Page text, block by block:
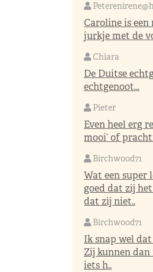
Caroline is
jurkje met de
Chiara
De Duitse
echtgenoot...
Pieter
Even heel erg
mooi’ of
Birchwood71
Wat een super
goed dat zij
dat zij niet..
Birchwood71
Ik snap wel
Zij kunnen
iets h..